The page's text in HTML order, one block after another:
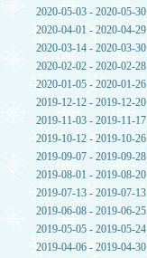
2020-05-03 - 2020-05-30
2020-04-01 - 2020-04-29
2020-03-14 - 2020-03-30
2020-02-02 - 2020-02-28
2020-01-05 - 2020-01-26
2019-12-12 - 2019-12-20
2019-11-03 - 2019-11-17
2019-10-12 - 2019-10-26
2019-09-07 - 2019-09-28
2019-08-01 - 2019-08-20
2019-07-13 - 2019-07-13
2019-06-08 - 2019-06-25
2019-05-05 - 2019-05-24
2019-04-06 - 2019-04-30